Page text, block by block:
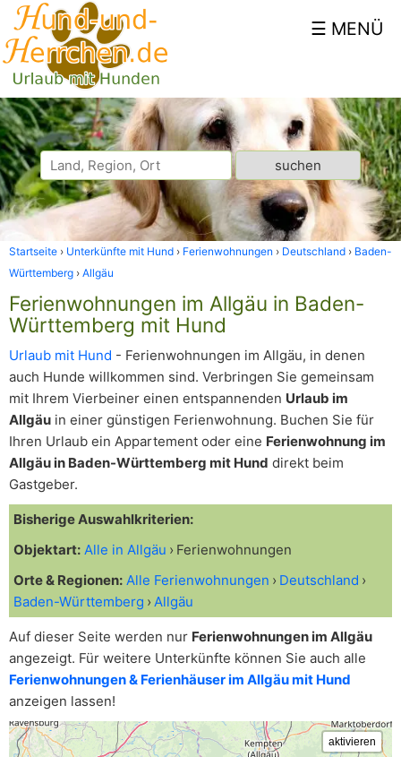
Startseite Unterkünfte mit Hund Ferienwohnungen Deutschland
Baden-
Württemberg
Allgäu
Ferienwohnungen im Allgäu in Baden-
Württemberg mit Hund
Urlaub mit Hund - Ferienwohnungen im Allgäu, in denen
auch Hunde willkommen sind. Verbringen Sie gemeinsam
mit Ihrem Vierbeiner einen entspannenden Urlaub im
Allgäu in einer günstigen Ferienwohnung. Buchen Sie für
Ihren Urlaub ein Appartement oder eine Ferienwohnung im
Allgäu in Baden-Württemberg mit Hund direkt beim
Gastgeber.
Bisherige Auswahlkriterien:
Objektart: Alle in Allgäu
Ferienwohnungen
Orte & Regionen: Alle Ferienwohnungen
Deutschland
Baden-Württemberg
Allgäu
Auf dieser Seite werden nur Ferienwohnungen im Allgäu
angezeigt. Für weitere Unterkünfte können Sie auch alle
Ferienwohnungen & Ferienhäuser im Allgäu mit Hund
anzeigen lassen!